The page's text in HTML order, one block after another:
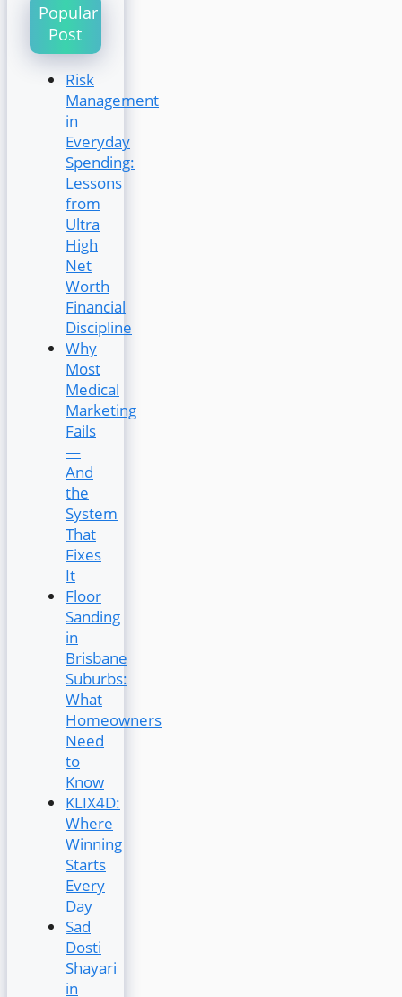
Popular
Post
Risk
Management
in
Everyday
Spending:
Lessons
from
Ultra
High
Net
Worth
Financial
Discipline
Why
Most
Medical
Marketing
Fails
—
And
the
System
That
Fixes
It
Floor
Sanding
in
Brisbane
Suburbs:
What
Homeowners
Need
to
Know
KLIX4D:
Where
Winning
Starts
Every
Day
Sad
Dosti
Shayari
in